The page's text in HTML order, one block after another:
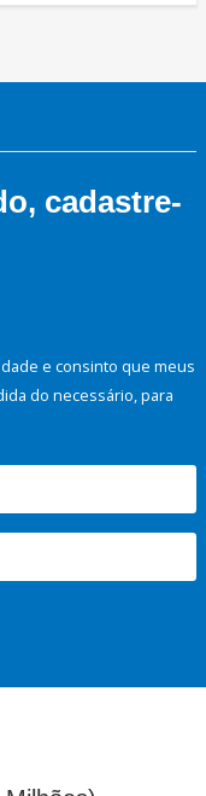
cadastre-
e consinto que meus
do necessário, para